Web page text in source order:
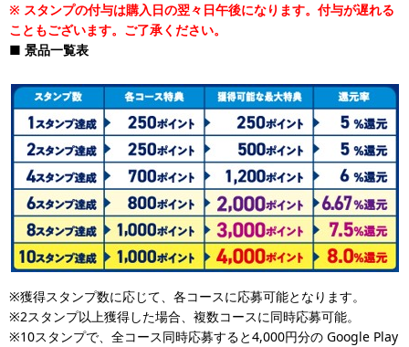
※ スタンプの付与は購入日の翌々日午後になります。付与が遅れる
こともございます。ご了承ください。
■ 景品一覧表
※獲得スタンプ数に応じて、各コースに応募可能となります。
※2スタンプ以上獲得した場合、複数コースに同時応募可能。
※10スタンプで、全コース同時応募すると4,000円分の Google Play